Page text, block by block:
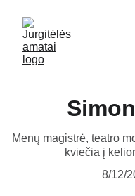
Menų magistrė, teatro
kviečia į
8/12/